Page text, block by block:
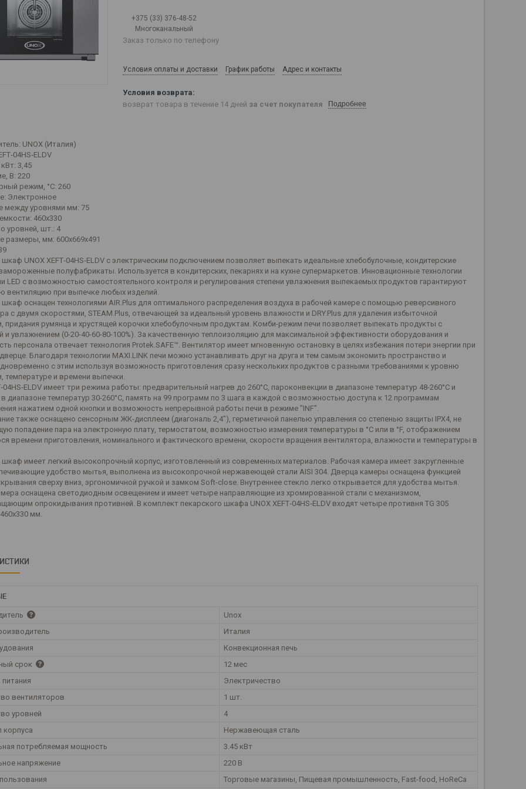
+375 (33) 376-48-52
Многоканальный
Заказ только по телефону
Условия оплаты и доставки График работы Адрес и контакты
возврат товара в течение 14 дней за счет покупателя Подробнее
UNOX (Италия)
3,45
В: 220
режим, °C: 260
Электронное
между уровнями мм: 75
460х330
уровней, шт.: 4
размеры, мм: 600x669x491
UNOX XEFT‑04HS‑ELDV с электрическим подключением позволяет выпекать идеальные хлебобулочные, кондитерские
полуфабрикаты. Используется в кондитерских, пекарнях и на кухне супермаркетов. Инновационные технологии
LED с возможностью самостоятельного контроля и регулирования степени увлажнения выпекаемых продуктов гарантируют
вентиляцию при выпечке любых изделий.
оснащен технологиями AIR.Plus для оптимального распределения воздуха в рабочей камере с помощью реверсивного
с двумя скоростями, STEAM.Plus, отвечающей за идеальный уровень влажности и DRY.Plus для удаления избыточной
придания румянца и хрустящей корочки хлебобулочным продуктам. Комби-режим печи позволяет выпекать продукты с
и увлажнением (0-20-40-60-80-100%). За качественную теплоизоляцию для максимальной эффективности оборудования и
персонала отвечает технология Protek.SAFE™. Вентилятор имеет мгновенную остановку в целях избежания потери энергии при
Благодаря технологии MAXI.LINK печи можно устанавливать друг на друга и тем самым экономить пространство и
с этим используя возможность приготовления сразу нескольких продуктов с разными требованиями к уровню
температуре и времени выпечки.
имеет три режима работы: предварительный нагрев до 260°C, пароконвекции в диапазоне температур 48-260°C и
диапазоне температур 30-260°C, память на 99 программ по 3 шага в каждой с возможностью доступа к 12 программам
нажатием одной кнопки и возможность непрерывной работы печи в режиме "INF".
также оснащено сенсорным ЖК-дисплеем (диагональ 2,4"), герметичной панелью управления со степенью защиты IPX4, не
попадение пара на электронную плату, термостатом, возможностью измерения температуры в °C или в °F, отображением
времени приготовления, номинального и фактического времени, скорости вращения вентилятора, влажности и температуры в
шкаф имеет легкий высокопрочный корпус, изготовленный из современных материалов. Рабочая камера имеет закругленные
удобство мытья, выполнена из высокопрочной нержавеющей стали AISI 304. Дверца камеры оснащена функцией
сверху вниз, эргономичной ручкой и замком Soft-close. Внутреннее стекло легко открывается для удобства мытья.
оснащена светодиодным освещением и имеет четыре направляющие из хромированной стали с механизмом,
опрокидывания противней. В комплект пекарского шкафа UNOX XEFT‑04HS‑ELDV входят четыре противня TG 305
мм.
Unox
Италия
Конвекционная печь
срок
12 мес
Электричество
вентиляторов
1 шт.
уровней
4
корпуса
Нержавеющая сталь
потребляемая мощность
3.45 кВт
напряжение
220 В
Торговые магазины, Пищевая промышленность, Fast-food, HoReCa